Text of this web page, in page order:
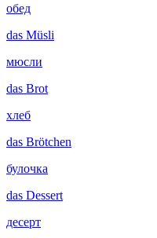
обед
das Müsli
мюсли
das Brot
хлеб
das Brötchen
булочка
das Dessert
десерт